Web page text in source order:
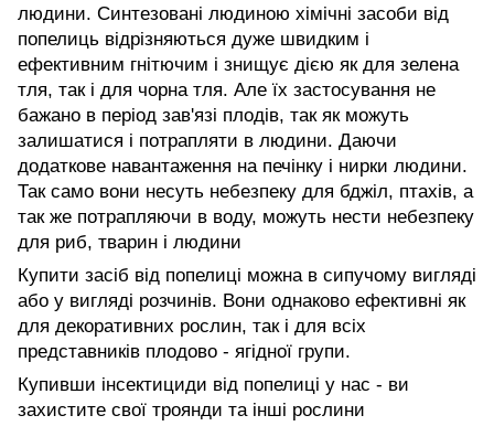
людини. Синтезовані людиною хімічні засоби від
попелиць відрізняються дуже швидким і
ефективним гнітючим і знищує дією як для зелена
тля, так і для чорна тля. Але їх застосування не
бажано в період зав'язі плодів, так як можуть
залишатися і потрапляти в людини. Даючи
додаткове навантаження на печінку і нирки людини.
Так само вони несуть небезпеку для бджіл, птахів, а
так же потрапляючи в воду, можуть нести небезпеку
для риб, тварин і людини
Купити засіб від попелиці можна в сипучому вигляді
або у вигляді розчинів. Вони однаково ефективні як
для декоративних рослин, так і для всіх
представників плодово - ягідної групи.
Купивши інсектициди від попелиці у нас - ви
захистите свої троянди та інші рослини